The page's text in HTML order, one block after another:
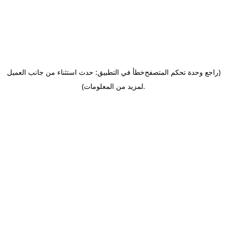
خطأ في التطبيق: حدث استثناء من جانب العميل(راجع وحدة تحكم المتصفح
لمزيد من المعلومات).